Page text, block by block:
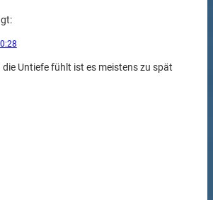
die Untiefe fühlt ist es meistens zu spät